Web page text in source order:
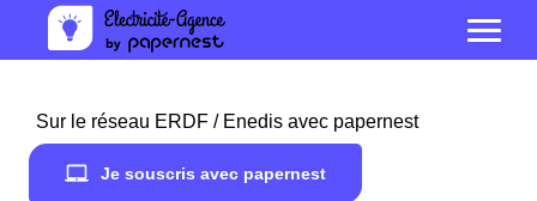
Sur le réseau ERDF / Enedis avec papernest
Je souscris avec papernest